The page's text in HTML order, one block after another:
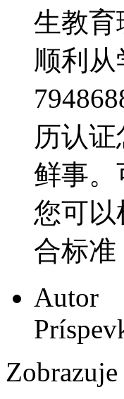
生教育
顺利
历认
鲜事。
您可
合标准
Autor